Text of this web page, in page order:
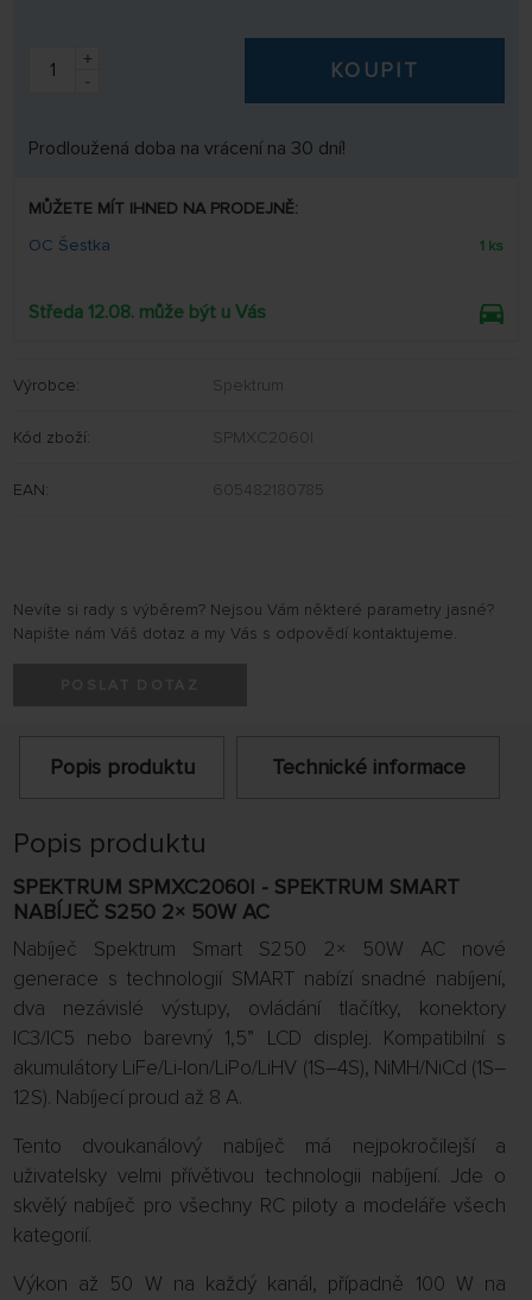
+
-
KOUPIT
Prodloužená doba na vrácení na 30 dní!
MŮŽETE MÍT IHNED NA PRODEJNĚ:
OC Šestka
1 ks
Středa 12.08. může být u Vás
Výrobce: Spektrum
Kód zboží: SPMXC2060I
EAN: 605482180785
Nevíte si rady s výběrem? Nejsou Vám některé parametry jasné?
Napište nám Váš dotaz a my Vás s odpovědí kontaktujeme.
Popis produktu Technické informace
Popis produktu
SPEKTRUM SPMXC2060I - SPEKTRUM SMART
NABÍJEČ S250 2× 50W AC
Nabíječ Spektrum Smart S250 2× 50W AC nové
generace s technologií SMART nabízí snadné nabíjení,
dva nezávislé výstupy, ovládání tlačítky, konektory
IC3/IC5 nebo barevný 1,5” LCD displej. Kompatibilní s
akumulátory LiFe/Li-Ion/LiPo/LiHV (1S–4S), NiMH/NiCd (1S–
12S). Nabíjecí proud až 8 A.
Tento dvoukanálový nabíječ má nejpokročilejší a
uživatelsky velmi přívětivou technologii nabíjení. Jde o
skvělý nabíječ pro všechny RC piloty a modeláře všech
kategorií.
Výkon až 50 W na každý kanál, případně 100 W na